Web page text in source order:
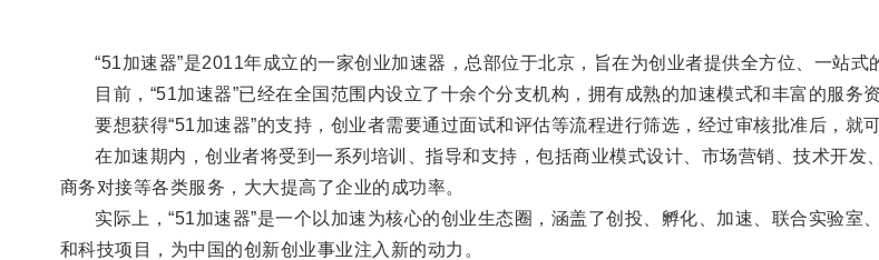
“51加速器”是2011年成立的一家创业加速器，总部位于北京，旨在为创业者提供全方位、一站式
目前，“51加速器”已经在全国范围内设立了十余个分支机构，拥有成熟的加速模式和丰富的服务
要想获得“51加速器”的支持，创业者需要通过面试和评估等流程进行筛选，经过审核批准后，就
在加速期内，创业者将受到一系列培训、指导和支持，包括商业模式设计、市场营销、技术开发
商务对接等各类服务，大大提高了企业的成功率。
实际上，“51加速器”是一个以加速为核心的创业生态圈，涵盖了创投、孵化、加速、联合实验室
和科技项目，为中国的创新创业事业注入新的动力。